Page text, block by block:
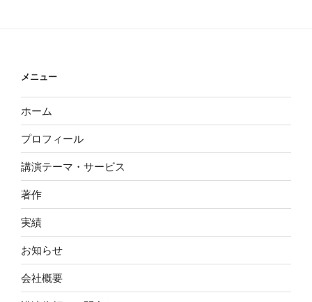
メニュー
ホーム
プロフィール
講演テーマ・サービス
著作
実績
お知らせ
会社概要